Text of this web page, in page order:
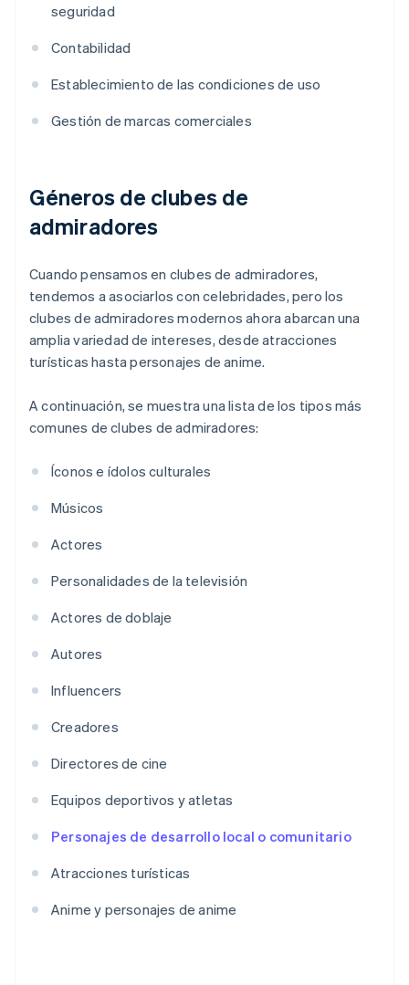
seguridad
Contabilidad
Establecimiento de las condiciones de uso
Gestión de marcas comerciales
Géneros de clubes de
admiradores
Cuando pensamos en clubes de admiradores,
tendemos a asociarlos con celebridades, pero los
clubes de admiradores modernos ahora abarcan una
amplia variedad de intereses, desde atracciones
turísticas hasta personajes de anime.
A continuación, se muestra una lista de los tipos más
comunes de clubes de admiradores:
Íconos e ídolos culturales
Músicos
Actores
Personalidades de la televisión
Actores de doblaje
Autores
Influencers
Creadores
Directores de cine
Equipos deportivos y atletas
Personajes de desarrollo local o comunitario
Atracciones turísticas
Anime y personajes de anime